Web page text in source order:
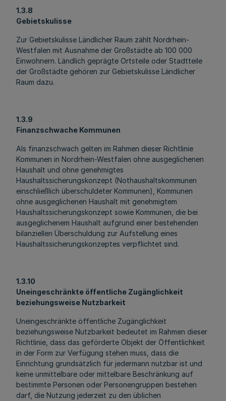
1.3.8
Gebietskulisse
Zur Gebietskulisse Ländlicher Raum zählt Nordrhein-
Westfalen mit Ausnahme der Großstädte ab 100 000
Einwohnern. Ländlich geprägte Ortsteile oder Stadtteile
der Großstädte gehören zur Gebietskulisse Ländlicher
Raum dazu.
1.3.9
Finanzschwache Kommunen
Als finanzschwach gelten im Rahmen dieser Richtlinie
Kommunen in Nordrhein-Westfalen ohne ausgeglichenen
Haushalt und ohne genehmigtes
Haushaltssicherungskonzept (Nothaushaltskommunen
einschließlich überschuldeter Kommunen), Kommunen
ohne ausgeglichenen Haushalt mit genehmigtem
Haushaltssicherungskonzept sowie Kommunen, die bei
ausgeglichenem Haushalt aufgrund einer bestehenden
bilanziellen Überschuldung zur Aufstellung eines
Haushaltssicherungskonzeptes verpflichtet sind.
1.3.10
Uneingeschränkte öffentliche Zugänglichkeit
beziehungsweise Nutzbarkeit
Uneingeschränkte öffentliche Zugänglichkeit
beziehungsweise Nutzbarkeit bedeutet im Rahmen dieser
Richtlinie, dass das geförderte Objekt der Öffentlichkeit
in der Form zur Verfügung stehen muss, dass die
Einrichtung grundsätzlich für jedermann nutzbar ist und
keine unmittelbare oder mittelbare Beschränkung auf
bestimmte Personen oder Personengruppen bestehen
darf, die Nutzung jederzeit zu den üblichen